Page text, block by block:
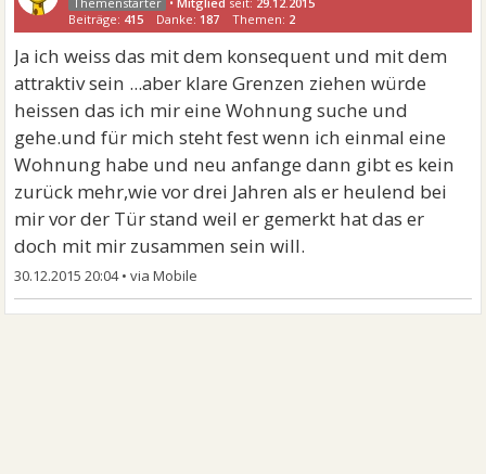
Beiträge: 415 Danke: 187 Themen: 2
Ja ich weiss das mit dem konsequent und mit dem
attraktiv sein ...aber klare Grenzen ziehen würde
heissen das ich mir eine Wohnung suche und
gehe.und für mich steht fest wenn ich einmal eine
Wohnung habe und neu anfange dann gibt es kein
zurück mehr,wie vor drei Jahren als er heulend bei
mir vor der Tür stand weil er gemerkt hat das er
doch mit mir zusammen sein will.
30.12.2015 20:04•